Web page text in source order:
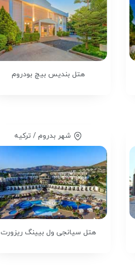
هتل بندیس بیچ بودروم
شهر بدروم / ترکیه
هتل سیانجی ول بیینگ ریزورت